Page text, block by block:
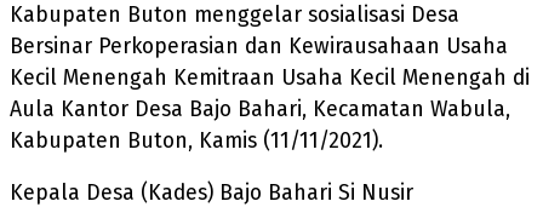
Kabupaten Buton menggelar sosialisasi Desa
Bersinar Perkoperasian dan Kewirausahaan Usaha
Kecil Menengah Kemitraan Usaha Kecil Menengah di
Aula Kantor Desa Bajo Bahari, Kecamatan Wabula,
Kabupaten Buton, Kamis (11/11/2021).
Kepala Desa (Kades) Bajo Bahari Si Nusir